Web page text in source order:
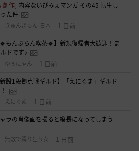
創作] 内容ないびみょマンガ その45 転生し
た件
きゅんきゅん-日本 1 日前
🍀もんぶらん喫茶🍀】新規復帰者大歓迎！ま
ドです♪
ゆぅにゃん 1 日前
新設1段拠点戦ギルド】「えにぐま」ギルド
えにぐま 1 日前
ラの肖像画を撮ると縦長になってしまう
無敵で踊り狂う女 1 日前